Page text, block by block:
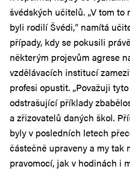
švédských učitelů. „V tom to
byli rodilí Švédi,“ namítá
případy, kdy se pokusili
některým projevům agrese
vzdělávacích institucí
profesi opustit. „Považuji
odstrašující příklady
a zřizovatelů daných škol.
byly v posledních letech
částečně upraveny a my tak
pravomocí, jak v hodinách i